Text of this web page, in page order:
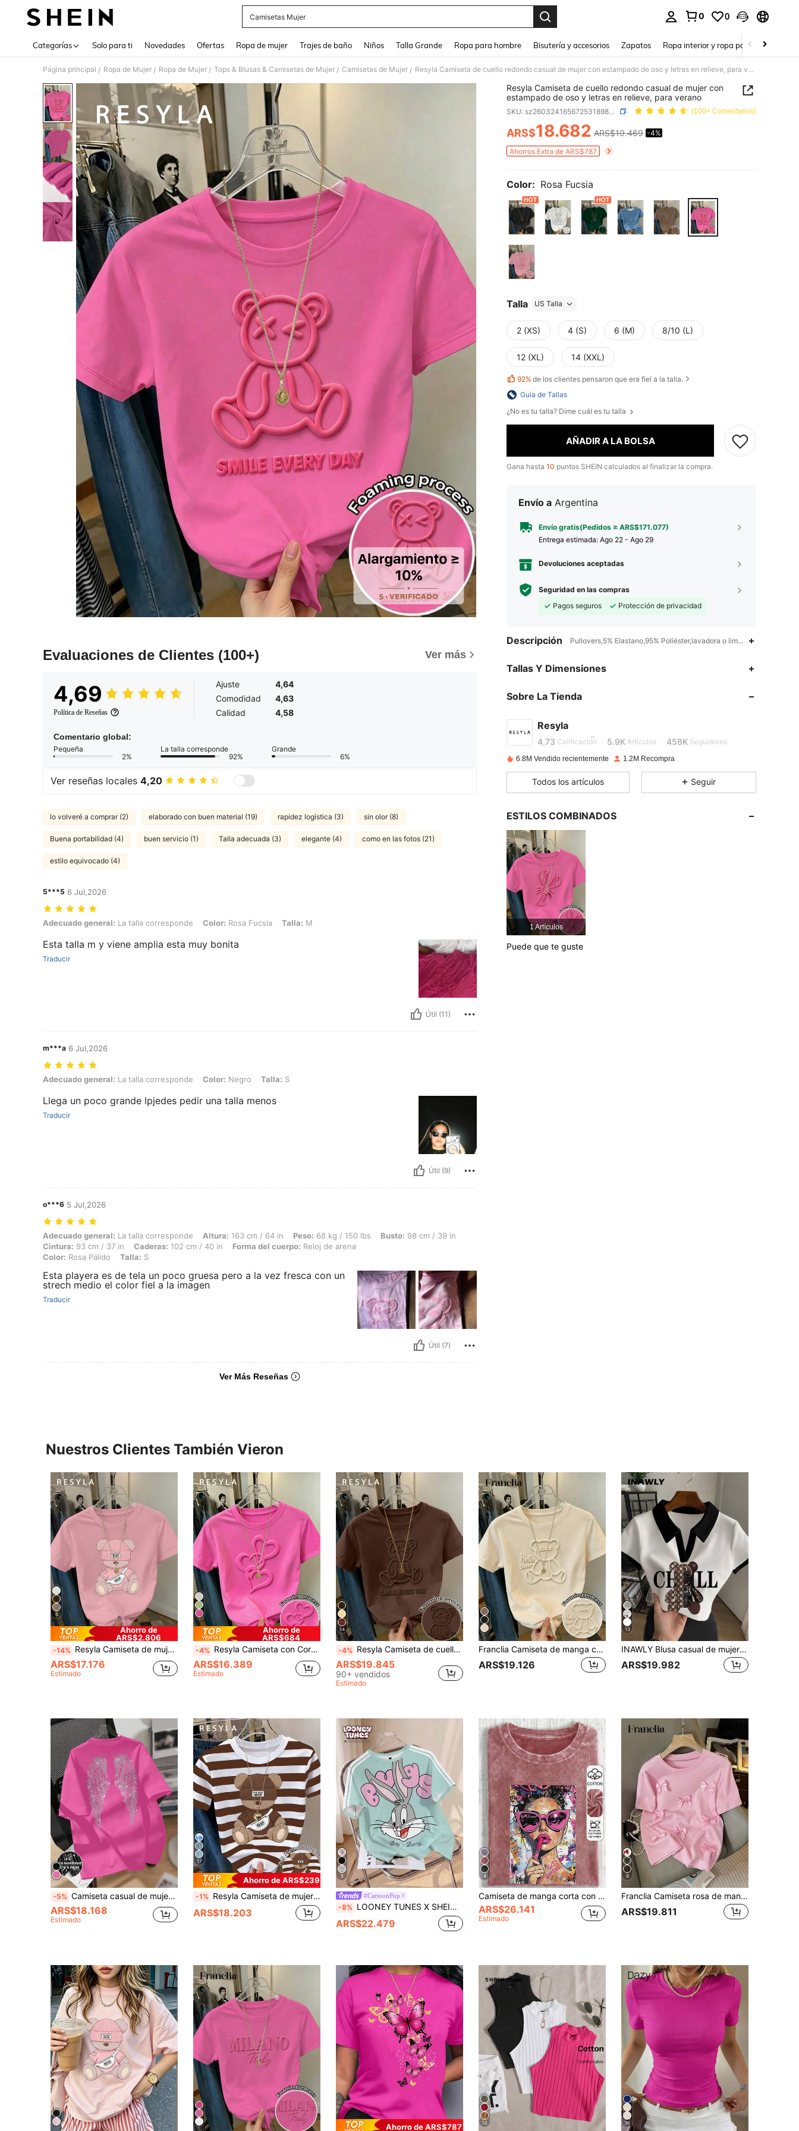
Camisetas Mujer
0 0
Categorías Solo para ti Novedades Ofertas Ropa de mujer Trajes de baño Niños Talla Grande Ropa para hombre Bisutería y accesorios Zapatos Ropa interior y ropa para dormir
Página principal / Ropa de Mujer / Ropa de Mujer / Tops & Blusas & Camisetas de Mujer / Camisetas de Mujer / Resyla Camiseta de cuello redondo casual de mujer con estampado de oso y letras en relieve, para verano
Evaluaciones de Clientes (100+) Ver más
4,69
Política de Reseñas
Ajuste
4,64
Comodidad
4,63
Calidad
4,58
Comentario global:
Pequeña
2%
La talla corresponde
92%
Grande
6%
Ver reseñas locales 4,20
lo volveré a comprar (2) elaborado con buen material (19) rapidez logística (3) sin olor (8)
Buena portabilidad (4) buen servicio (1) Talla adecuada (3) elegante (4) como en las fotos (21)
estilo equivocado (4)
5***5 6 Jul,2026
Adecuado general: La talla corresponde, Color: Rosa Fucsia, Talla: M
Adecuado general: La talla corresponde Color: Rosa Fucsia Talla: M
Esta talla m y viene amplia esta muy bonita
Traducir
Útil (11)
m***a 6 Jul,2026
Adecuado general: La talla corresponde, Color: Negro, Talla: S
Adecuado general: La talla corresponde Color: Negro Talla: S
Llega un poco grande lpjedes pedir una talla menos
Traducir
Útil (9)
o***6 5 Jul,2026
Adecuado general: La talla corresponde, Altura: 163 cm / 64 in, Peso: 68 kg / 150 lbs, Busto: 98 cm / 39 in, Cintura: 93 cm / 37 in, Caderas: 102 cm / 40 in, Forma del cuerpo: Reloj de arena, Color: Rosa Pálido, Talla: S
Adecuado general: La talla corresponde Altura: 163 cm / 64 in Peso: 68 kg / 150 lbs Busto: 98 cm / 39 in
Cintura: 93 cm / 37 in Caderas: 102 cm / 40 in Forma del cuerpo: Reloj de arena
Color: Rosa Pálido Talla: S
Esta playera es de tela un poco gruesa pero a la vez fresca con un
strech medio el color fiel a la imagen
Traducir
Útil (7)
Ver Más Reseñas
Resyla Camiseta de cuello redondo casual de mujer con
estampado de oso y letras en relieve, para verano
SKU: sz260324165672531898961 (100+ Comentarios)
PRICE AND AVAILABILITY
ARS$18.682 ARS$19.469 -4%
Ahorros Extra de ARS$787
Color: Rosa Fucsia
Talla US Talla
2 (XS) 4 (S) 6 (M) 8/10 (L)
12 (XL) 14 (XXL)
92% de los clientes pensaron que era fiel a la talla.
Guía de Tallas
¿No es tu talla? Dime cuál es tu talla
AÑADIR A LA BOLSA
Gana hasta 10 puntos SHEIN calculados al finalizar la compra.
Envío a Argentina
Envío gratis(Pedidos ≥ ARS$171.077)
Entrega estimada: Ago 22 - Ago 29
Devoluciones aceptadas
Seguridad en las compras
Pagos seguros
Protección de privacidad
Descripción Pullovers,5% Elastano,95% Poliéster,lavadora o limpieza en seco
Tallas Y Dimensiones
Sobre La Tienda
Resyla
4,73 Calificación 5.9K Artículos 458K Seguidores
4,73 5.9K 458K
4,73 5.9K
4,73
4,73
4,73
6.8M Vendido recientemente 1.2M Recompra
Todos los artículos Seguir
ESTILOS COMBINADOS
1 Artículos
Puede que te guste
Nuestros Clientes También Vieron
5
Ahorro de
ARS$2.806
-14% Resyla Camiseta de mujer de manga corta con cuello redondo y estampado de dibujos animados lindos, uso versátil para el verano
ARS$17.176
Estimado
Ahorro de
ARS$684
-4% Resyla Camiseta con Corazón de Espuma 3D, Top Estilo Americano Milenio Dulce & Picante, Corazón de Espuma Fucsia, Camiseta de Cuello Redondo para Mujer Hot Girl con Corazón de Espuma Artesanal
ARS$16.389
Estimado
14
-4% Resyla Camiseta de cuello redondo casual de mujer con estampado de oso y letras en relieve, para verano
ARS$19.845
90+ vendidos
Estimado
Franclia Camiseta de manga corta de mujer con cuello redondo, gráfico de letras 3D y oso, de uso versátil y casual para uso diario
ARS$19.126
13
INAWLY Blusa casual de mujer con estampado de oso en contraste de colores, para verano
ARS$19.982
-5% Camiseta casual de mujer de cuello redondo y manga corta con estampado de alas, para verano
ARS$18.168
Estimado
17
Ahorro de ARS$239
-1% Resyla Camiseta de mujer / Estampado de oso con bloques de color a rayas / Camiseta casual, sencilla y con estilo / Camiseta casual de cuello redondo holgada para mujer / Estilo primavera/verano
ARS$18.203
5
#CartoonPop
-8% LOONEY TUNES X SHEIN Camiseta de mujer de manga corta con cuello redondo y estampado de dibujos animados, versátil para uso diario
ARS$22.479
4
Camiseta de manga corta con cuello redondo, estampado de chica de arte pop retro, lavada, casual, adecuada para primavera, verano y otoño
ARS$26.141
Estimado
9
Franclia Camiseta rosa de manga corta con cuello redondo y lazo 3D en forma de H, informal, para mujer. Camiseta de verano con lazo, linda, para mujer. Camisetas, blusas de trabajo, ropa de mujer, tops de entrenamiento, ropa de mujer, blusas y tops de mujer, tops femeninos para mujer
ARS$19.811
Ahorro de ARS$787 12 16